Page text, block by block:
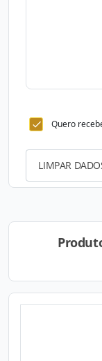
Quero
LIMPAR